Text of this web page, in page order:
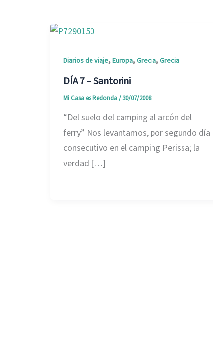
Diarios de viaje,Europa,Grecia,Grecia
DÍA 7 – Santorini
Mi Casa es Redonda/ 30/07/2008
“Del suelo del camping al arcón del
ferry” Nos levantamos, por segundo día
consecutivo en el camping Perissa; la
verdad […]